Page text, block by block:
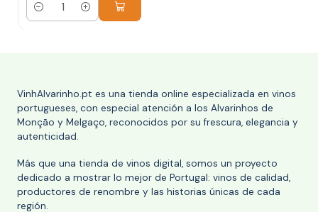
Cantidad
VinhAlvarinho.pt es una tienda online especializada en vinos
portugueses, con especial atención a los Alvarinhos de
Monção y Melgaço, reconocidos por su frescura, elegancia y
autenticidad.
Más que una tienda de vinos digital, somos un proyecto
dedicado a mostrar lo mejor de Portugal: vinos de calidad,
productores de renombre y las historias únicas de cada
región.